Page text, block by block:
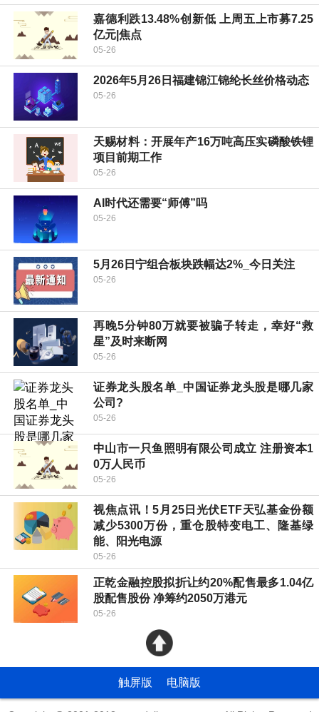
嘉德利跌13.48%创新低 上周五上市募7.25
亿元|焦点
05-26
2026年5月26日福建锦江锦纶长丝价格动态
05-26
天赐材料：开展年产16万吨高压实磷酸铁锂
项目前期工作
05-26
AI时代还需要“师傅”吗
05-26
5月26日宁组合板块跌幅达2%_今日关注
05-26
再晚5分钟80万就要被骗子转走，幸好“救
星”及时来断网
05-26
证券龙头股名单_中国证券龙头股是哪几家
公司?
05-26
中山市一只鱼照明有限公司成立 注册资本1
0万人民币
05-26
视焦点讯！5月25日光伏ETF天弘基金份额
减少5300万份，重仓股特变电工、隆基绿
能、阳光电源
05-26
正乾金融控股拟折让约20%配售最多1.04亿
股配售股份 净筹约2050万港元
05-26
触屏版 电脑版